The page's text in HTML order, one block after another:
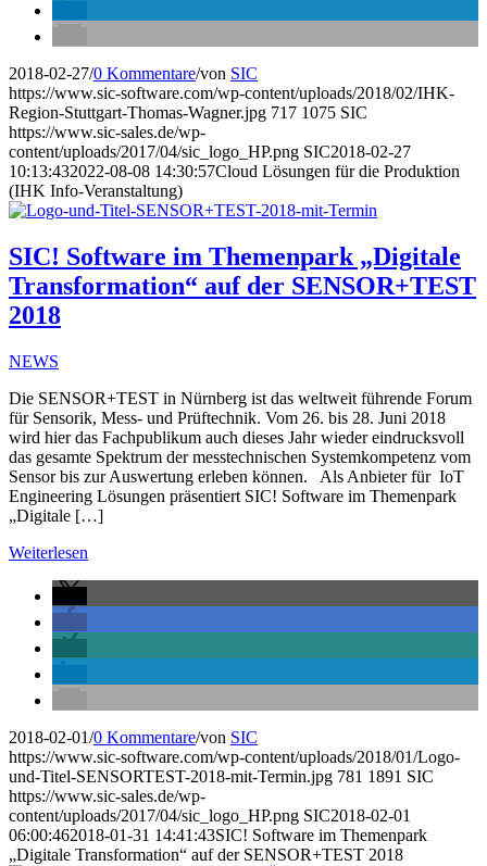
2018-02-27/0 Kommentare/von SIC
https://www.sic-software.com/wp-content/uploads/2018/02/IHK-
Region-Stuttgart-Thomas-Wagner.jpg 717 1075 SIC
https://www.sic-sales.de/wp-
content/uploads/2017/04/sic_logo_HP.png SIC2018-02-27
10:13:432022-08-08 14:30:57Cloud Lösungen für die Produktion
(IHK Info-Veranstaltung)
SIC! Software im Themenpark „Digitale
Transformation“ auf der SENSOR+TEST
2018
NEWS
Die SENSOR+TEST in Nürnberg ist das weltweit führende Forum
für Sensorik, Mess- und Prüftechnik. Vom 26. bis 28. Juni 2018
wird hier das Fachpublikum auch dieses Jahr wieder eindrucksvoll
das gesamte Spektrum der messtechnischen Systemkompetenz vom
Sensor bis zur Auswertung erleben können. Als Anbieter für IoT
Engineering Lösungen präsentiert SIC! Software im Themenpark
„Digitale […]
Weiterlesen
2018-02-01/0 Kommentare/von SIC
https://www.sic-software.com/wp-content/uploads/2018/01/Logo-
und-Titel-SENSORTEST-2018-mit-Termin.jpg 781 1891 SIC
https://www.sic-sales.de/wp-
content/uploads/2017/04/sic_logo_HP.png SIC2018-02-01
06:00:462018-01-31 14:41:43SIC! Software im Themenpark
„Digitale Transformation“ auf der SENSOR+TEST 2018